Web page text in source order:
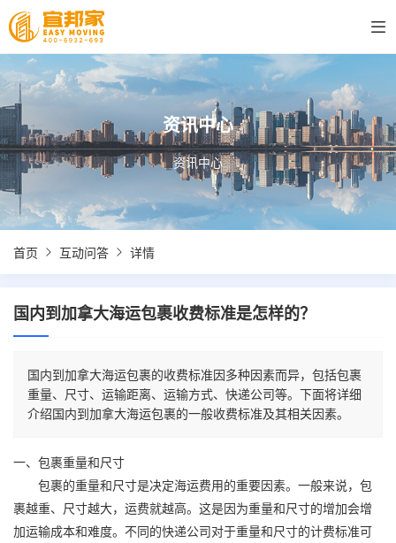
资讯中心
资讯中心
首页 互动问答 详情
国内到加拿大海运包裹收费标准是怎样的？
国内到加拿大海运包裹的收费标准因多种因素而异，包括包裹
重量、尺寸、运输距离、运输方式、快递公司等。下面将详细
介绍国内到加拿大海运包裹的一般收费标准及其相关因素。
一、包裹重量和尺寸
包裹的重量和尺寸是决定海运费用的重要因素。一般来说，包
裹越重、尺寸越大，运费就越高。这是因为重量和尺寸的增加会增
加运输成本和难度。不同的快递公司对于重量和尺寸的计费标准可